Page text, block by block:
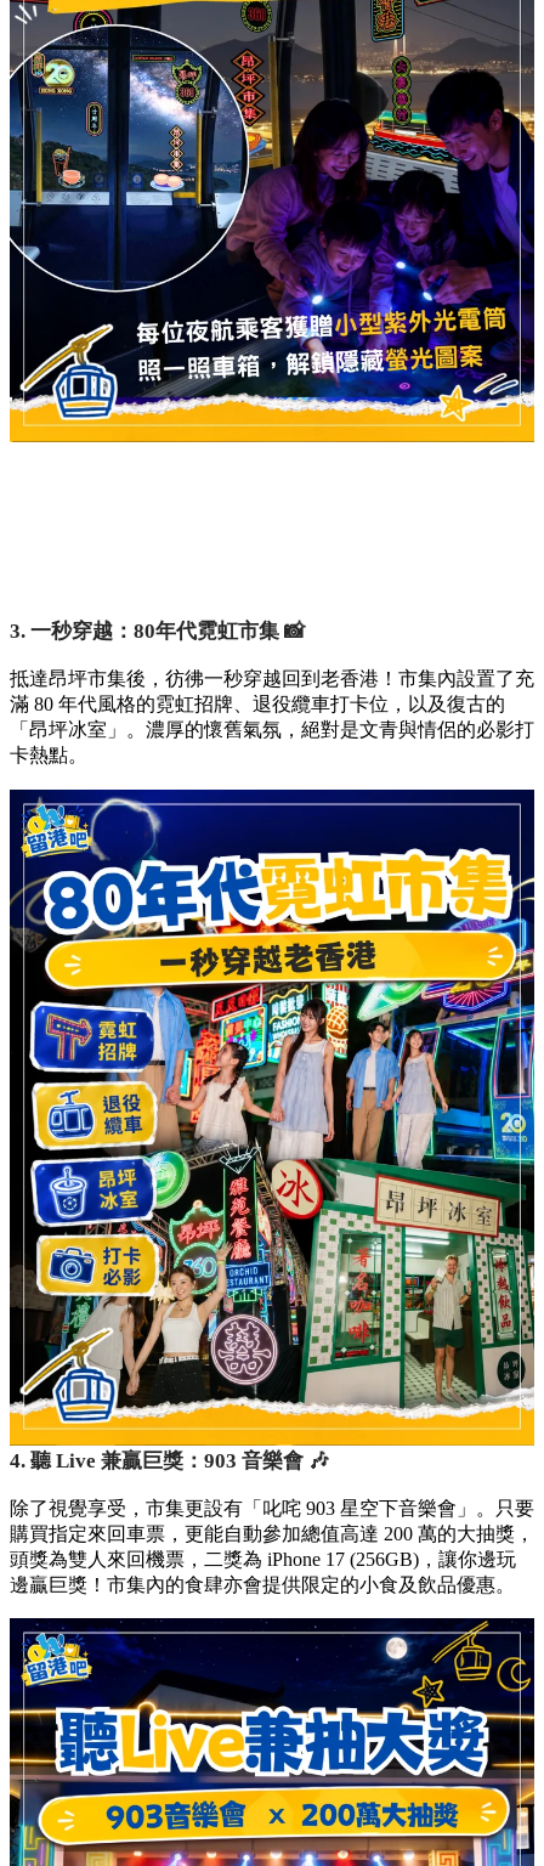
3. 一秒穿越：80年代霓虹市集 📸
抵達昂坪市集後，彷彿一秒穿越回到老香港！市集內設置了充
滿 80 年代風格的霓虹招牌、退役纜車打卡位，以及復古的
「昂坪冰室」。濃厚的懷舊氣氛，絕對是文青與情侶的必影打
卡熱點。
4. 聽 Live 兼贏巨獎：903 音樂會 🎶
除了視覺享受，市集更設有「叱咤 903 星空下音樂會」。只要
購買指定來回車票，更能自動參加總值高達 200 萬的大抽獎，
頭獎為雙人來回機票，二獎為 iPhone 17 (256GB)，讓你邊玩
邊贏巨獎！市集內的食肆亦會提供限定的小食及飲品優惠。